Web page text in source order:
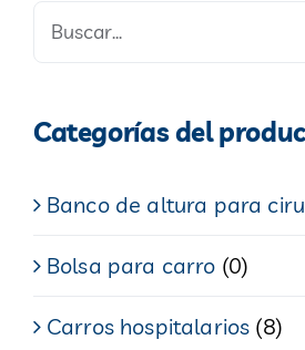
Categorías del
Banco de altura para
Bolsa para carro (0)
Carros hospitalarios (8)